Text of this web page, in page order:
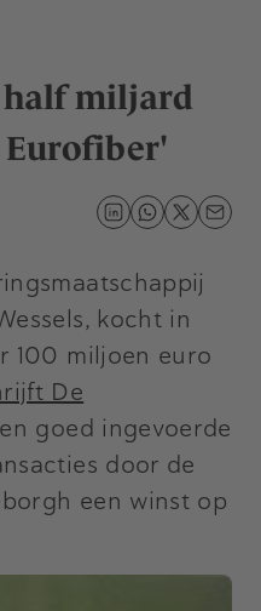
half miljard
kocht in
100 miljoen euro
De
goed ingevoerde
door de
een winst op